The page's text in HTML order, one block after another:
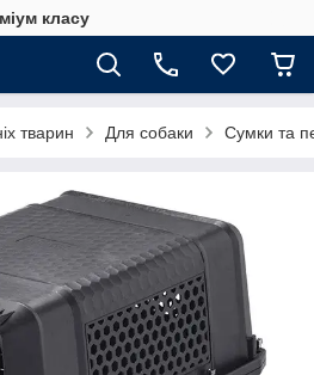
класу
тварин Для собаки Сумки та